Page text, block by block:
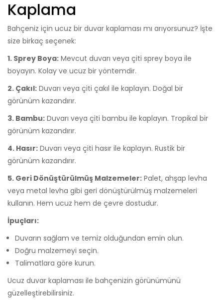
Kaplama
Bahçeniz için ucuz bir duvar kaplaması mı arıyorsunuz? İşte
size birkaç seçenek:
1. Sprey Boya: Mevcut duvarı veya çiti sprey boya ile
boyayın. Kolay ve ucuz bir yöntemdir.
2. Çakıl: Duvarı veya çiti çakıl ile kaplayın. Doğal bir
görünüm kazandırır.
3. Bambu: Duvarı veya çiti bambu ile kaplayın. Tropikal bir
görünüm kazandırır.
4. Hasır: Duvarı veya çiti hasır ile kaplayın. Rustik bir
görünüm kazandırır.
5. Geri Dönüştürülmüş Malzemeler: Palet, ahşap levha
veya metal levha gibi geri dönüştürülmüş malzemeleri
kullanın. Hem ucuz hem de çevre dostudur.
İpuçları:
Duvarın sağlam ve temiz olduğundan emin olun.
Doğru malzemeyi seçin.
Talimatlara göre kurun.
Ucuz duvar kaplaması ile bahçenizin görünümünü
güzelleştirebilirsiniz.